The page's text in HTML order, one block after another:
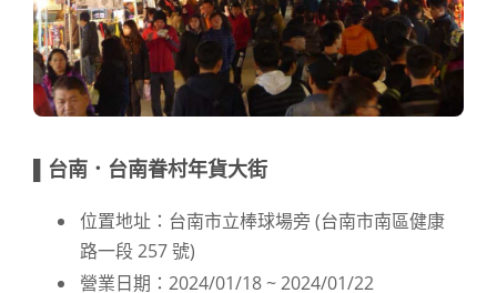
▌台南．台南眷村年貨大街
位置地址：台南市立棒球場旁 (台南市南區健康
路一段 257 號)
營業日期：2024/01/18 ~ 2024/01/22